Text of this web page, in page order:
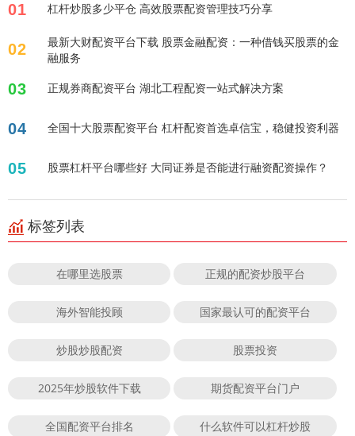
01 杠杆炒股多少平仓 高效股票配资管理技巧分享
02
最新大财配资平台下载 股票金融配资：一种借钱买股票的金
融服务
03 正规券商配资平台 湖北工程配资一站式解决方案
04 全国十大股票配资平台 杠杆配资首选卓信宝，稳健投资利器
05 股票杠杆平台哪些好 大同证券是否能进行融资配资操作？
标签列表
在哪里选股票 正规的配资炒股平台
海外智能投顾 国家最认可的配资平台
炒股炒股配资 股票投资
2025年炒股软件下载 期货配资平台门户
全国配资平台排名 什么软件可以杠杆炒股